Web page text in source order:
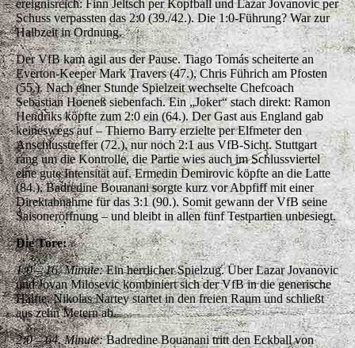
ereignisreich: Finn Jeltsch per Kopfball und Lazar Jovanovic per
Schuss verpassten das 2:0 (39./42.). Die 1:0-Führung? War zur
Halbzeit in Ordnung.
Der VfB kam agil aus der Pause. Tiago Tomás scheiterte an
Everton-Keeper Mark Travers (47.), Chris Führich am Pfosten
(55.). Nach einer Stunde Spielzeit wechselte Chefcoach
Sebastian Hoeneß siebenfach. Ein „Joker“ stach direkt: Ramon
Hendriks köpfte zum 2:0 ein (64.). Der Gast aus England gab
keineswegs auf – Thierno Barry erzielte per Elfmeter den
Anschlusstreffer (72.), nur noch 2:1 aus VfB-Sicht. Stuttgart
rang um die Kontrolle, die Partie wies auch im Schlussviertel
eine gute Intensität auf. Ermedin Demirovic köpfte an die Latte
(84.), Badredine Bouanani sorgte kurz vor Abpfiff mit einer
Direktabnahme für das 3:1 (90.). Somit gewann der VfB seine
Saisoneröffnung – und bleibt in allen fünf Testpartien unbesiegt.
Die Tore:
1:0 – 16. Minute:Ein herrlicher Spielzug. Über Lazar Jovanovic
und Jovan Milosevic kombiniert sich der VfB in die generische
Hälfte. Nikolas Nartey startet in den freien Raum und schließt
aus zehn Metern ab.
2:0 – 64. Minute:Badredine Bouanani tritt den Eckball von